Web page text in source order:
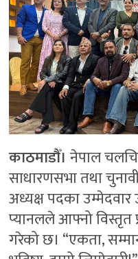
काठमाडौँ।नेपाल
साधारणसभा तथा
अध्यक्ष पदका
प्यानलले आफ्नो विस्तृत
गरेको छ। “एकता,